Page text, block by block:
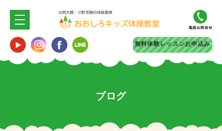
無料体験レッスンお申込み
ブログ